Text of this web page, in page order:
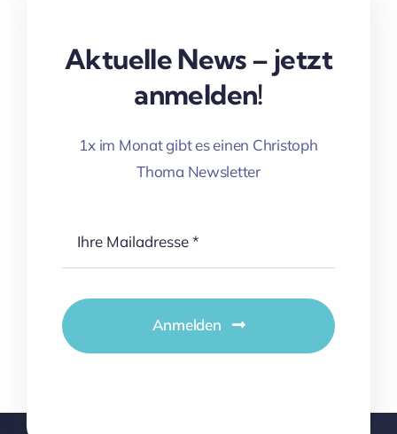
Aktuelle News – jetzt
anmelden!
1x im Monat gibt es einen Christoph
Thoma Newsletter
Anmelden